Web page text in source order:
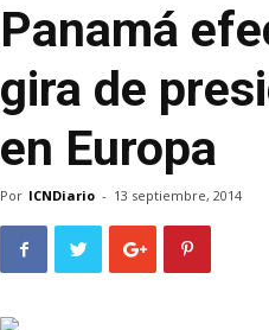
Panamá
gira de
en Europa
Por ICNDiario - 13 septiembre, 2014